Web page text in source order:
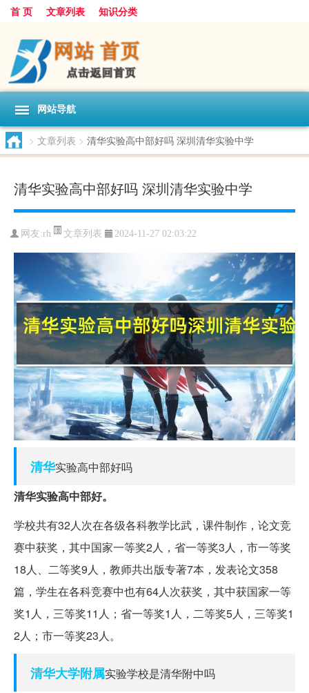
首 页 文章列表 知识分类
网站导航
> 文章列表 > 清华实验高中部好吗 深圳清华实验中学
清华实验高中部好吗 深圳清华实验中学
网友:rh 文章列表 2024-11-27 02:03:22
清华实验高中部好吗
清华实验高中部好。
学校共有32人次在各级各科教学比武，课件制作，论文竞
赛中获奖，其中国家一等奖2人，省一等奖3人，市一等奖
18人、二等奖9人，教师共出版专著7本，发表论文358
篇，学生在各科竞赛中也有64人次获奖，其中获国家一等
奖1人，三等奖11人；省一等奖1人，二等奖5人，三等奖1
2人；市一等奖23人。
清华大学附属实验学校是清华附中吗